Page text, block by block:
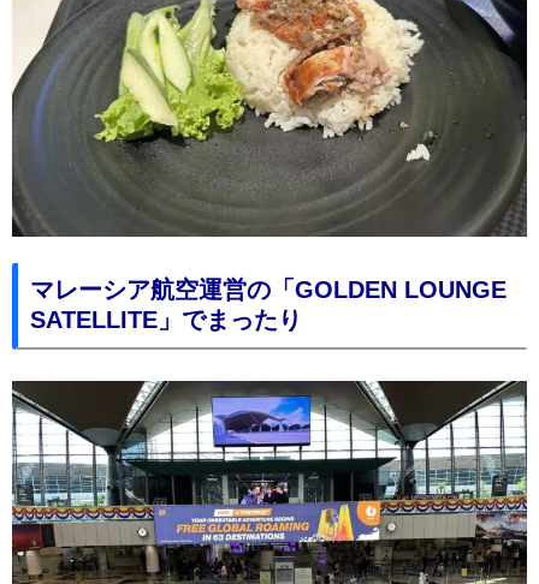
マレーシア航空運営の「GOLDEN LOUNGE
SATELLITE」でまったり